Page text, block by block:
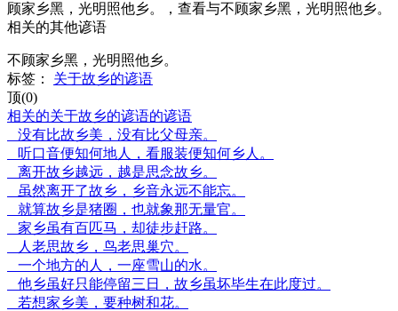
顾家乡黑，光明照他乡。，查看与不顾家乡黑，光明照他乡。
相关的其他谚语
不顾家乡黑，光明照他乡。
标签：
关于故乡的谚语
顶(0)
相关的关于故乡的谚语的谚语
没有比故乡美，没有比父母亲。
听口音便知何地人，看服装便知何乡人。
离开故乡越远，越是思念故乡。
虽然离开了故乡，乡音永远不能忘。
就算故乡是猪圈，也就象那无量官。
家乡虽有百匹马，却徒步赶路。
人老思故乡，鸟老思巢穴。
一个地方的人，一座雪山的水。
他乡虽好只能停留三日，故乡虽坏毕生在此度过。
若想家乡美，要种树和花。